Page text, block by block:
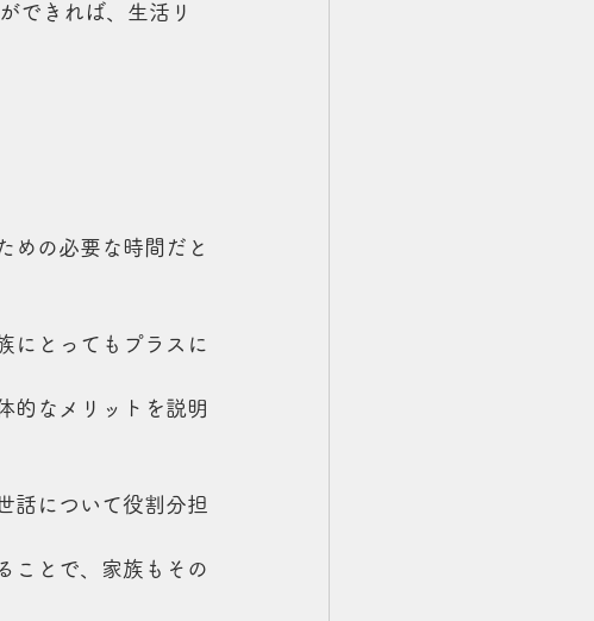
できれば、生活リ
めの必要な時間だと
にとってもプラスに
的なメリットを説明
話について役割分担
ことで、家族もその